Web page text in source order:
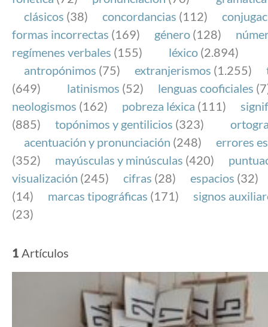
FundéuRAE es una fundación patrocinada por la
y la Real Academia Española, cuyo objetivo es
el buen uso del español en los medios de
Internet.
clásicos (38) concordancias (112)
formas incorrectas (169) género (128)
regímenes verbales (155) léxico (2.894)
antropónimos (75) extranjerismos (1.255)
(649)
latinismos (52) lenguas cooficiales
neologismos (162) pobreza léxica (111)
(885)
topónimos y gentilicios (323)
acentuación y pronunciación (248)
errores
(352)
mayúsculas y minúsculas (420)
visualización (245) cifras (28) espacios (32)
(14)
marcas tipográficas (171)
signos
(23)
1 Artículos